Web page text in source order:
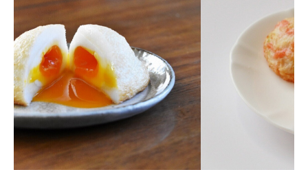
今日のごちそう
旬のアイテム
富山のおみやげ
お知らせ
オフィシャルアカウント
ショップ求人情報